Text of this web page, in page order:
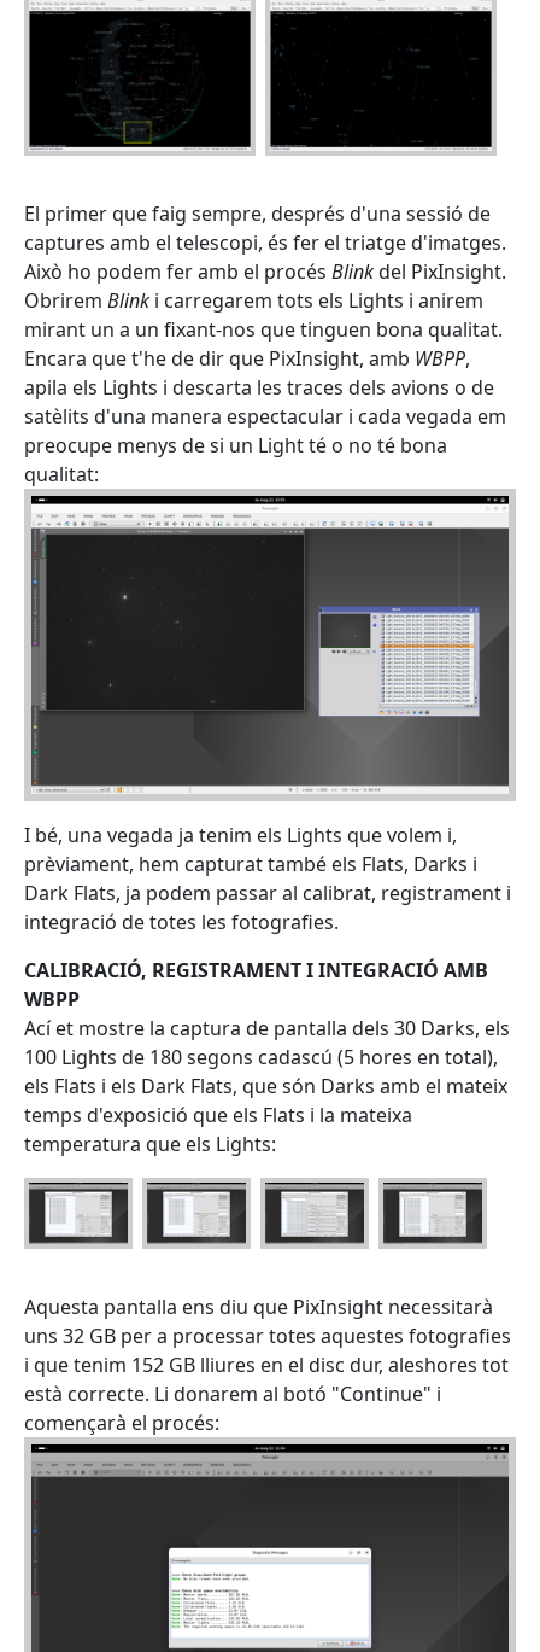
El primer que faig sempre, després d'una sessió de
captures amb el telescopi, és fer el triatge d'imatges.
Això ho podem fer amb el procés Blinkdel PixInsight.
Obrirem Blink i carregarem tots els Lights i anirem
mirant un a un fixant-nos que tinguen bona qualitat.
Encara que t'he de dir que PixInsight, amb WBPP,
apila els Lights i descarta les traces dels avions o de
satèlits d'una manera espectacular i cada vegada em
preocupe menys de si un Light té o no té bona
qualitat:
I bé, una vegada ja tenim els Lights que volem i,
prèviament, hem capturat també els Flats, Darks i
Dark Flats, ja podem passar al calibrat, registrament i
integració de totes les fotografies.
CALIBRACIÓ, REGISTRAMENT I INTEGRACIÓ AMB
WBPP
Ací et mostre la captura de pantalla dels 30 Darks, els
100 Lights de 180 segons cadascú (5 hores en total),
els Flats i els Dark Flats, que són Darks amb el mateix
temps d'exposició que els Flats i la mateixa
temperatura que els Lights:
Aquesta pantalla ens diu que PixInsight necessitarà
uns 32 GB per a processar totes aquestes fotografies
i que tenim 152 GB lliures en el disc dur, aleshores tot
està correcte. Li donarem al botó "Continue" i
començarà el procés: